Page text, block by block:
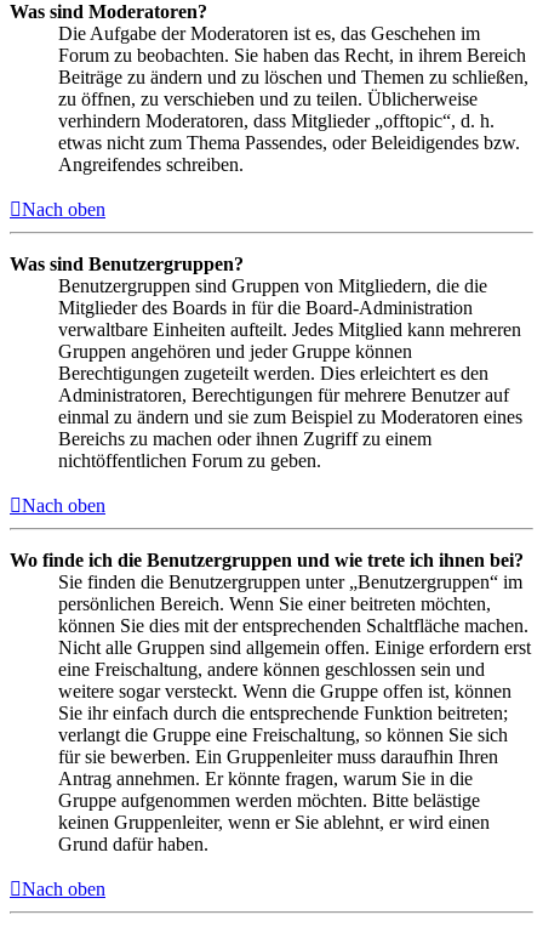
Was sind Moderatoren?
Die Aufgabe der Moderatoren ist es, das Geschehen im
Forum zu beobachten. Sie haben das Recht, in ihrem Bereich
Beiträge zu ändern und zu löschen und Themen zu schließen,
zu öffnen, zu verschieben und zu teilen. Üblicherweise
verhindern Moderatoren, dass Mitglieder „offtopic“, d. h.
etwas nicht zum Thema Passendes, oder Beleidigendes bzw.
Angreifendes schreiben.
Nach oben
Was sind Benutzergruppen?
Benutzergruppen sind Gruppen von Mitgliedern, die die
Mitglieder des Boards in für die Board-Administration
verwaltbare Einheiten aufteilt. Jedes Mitglied kann mehreren
Gruppen angehören und jeder Gruppe können
Berechtigungen zugeteilt werden. Dies erleichtert es den
Administratoren, Berechtigungen für mehrere Benutzer auf
einmal zu ändern und sie zum Beispiel zu Moderatoren eines
Bereichs zu machen oder ihnen Zugriff zu einem
nichtöffentlichen Forum zu geben.
Nach oben
Wo finde ich die Benutzergruppen und wie trete ich ihnen bei?
Sie finden die Benutzergruppen unter „Benutzergruppen“ im
persönlichen Bereich. Wenn Sie einer beitreten möchten,
können Sie dies mit der entsprechenden Schaltfläche machen.
Nicht alle Gruppen sind allgemein offen. Einige erfordern erst
eine Freischaltung, andere können geschlossen sein und
weitere sogar versteckt. Wenn die Gruppe offen ist, können
Sie ihr einfach durch die entsprechende Funktion beitreten;
verlangt die Gruppe eine Freischaltung, so können Sie sich
für sie bewerben. Ein Gruppenleiter muss daraufhin Ihren
Antrag annehmen. Er könnte fragen, warum Sie in die
Gruppe aufgenommen werden möchten. Bitte belästige
keinen Gruppenleiter, wenn er Sie ablehnt, er wird einen
Grund dafür haben.
Nach oben